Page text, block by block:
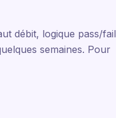
débit, logique pass/fail
semaines. Pour